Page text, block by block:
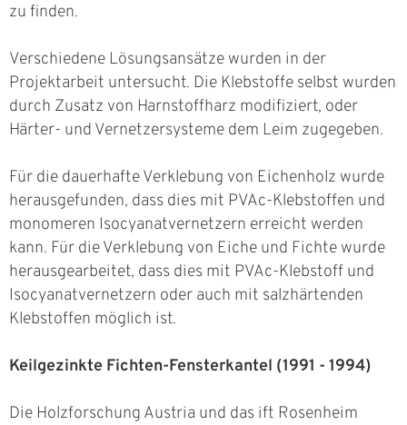
zu finden.
Verschiedene Lösungsansätze wurden in der
Projektarbeit untersucht. Die Klebstoffe selbst wurden
durch Zusatz von Harnstoffharz modifiziert, oder
Härter- und Vernetzersysteme dem Leim zugegeben.
Für die dauerhafte Verklebung von Eichenholz wurde
herausgefunden, dass dies mit PVAc-Klebstoffen und
monomeren Isocyanatvernetzern erreicht werden
kann. Für die Verklebung von Eiche und Fichte wurde
herausgearbeitet, dass dies mit PVAc-Klebstoff und
Isocyanatvernetzern oder auch mit salzhärtenden
Klebstoffen möglich ist.
Keilgezinkte Fichten-Fensterkantel (1991 - 1994)
Die Holzforschung Austria und das ift Rosenheim